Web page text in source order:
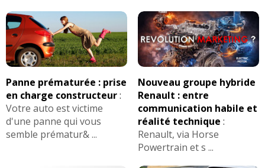
Panne prématurée : prise
en charge constructeur:
Votre auto est victime
d'une panne qui vous
semble prématur& ...
Nouveau groupe hybride
Renault : entre
communication habile et
réalité technique :
Renault, via Horse
Powertrain et s ...